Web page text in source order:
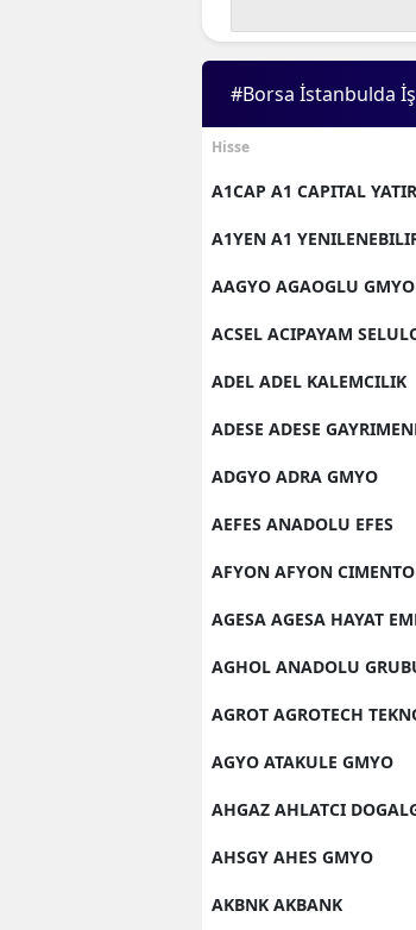
#Borsa İstanbulda
Hisse
A1CAP A1 CAPITAL
A1YEN A1
AAGYO AGAOGLU GMYO
ACSEL ACIPAYAM
ADEL ADEL KALEMCILIK
ADESE ADESE
ADGYO ADRA GMYO
AEFES ANADOLU EFES
AFYON AFYON CIMENTO
AGESA AGESA HAYAT
AGHOL ANADOLU
AGROT AGROTECH
AGYO ATAKULE GMYO
AHGAZ AHLATCI
AHSGY AHES GMYO
AKBNK AKBANK